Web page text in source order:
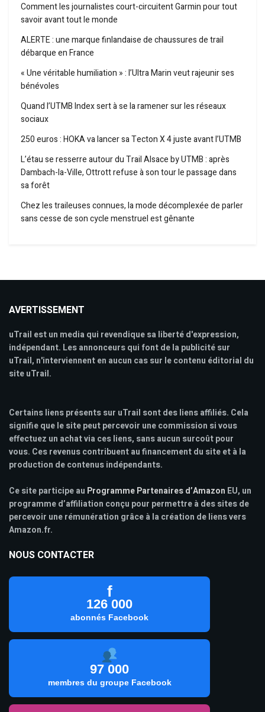
Comment les journalistes court-circuitent Garmin pour tout
savoir avant tout le monde
ALERTE : une marque finlandaise de chaussures de trail
débarque en France
« Une véritable humiliation » : l’Ultra Marin veut rajeunir ses
bénévoles
Quand l’UTMB Index sert à se la ramener sur les réseaux
sociaux
250 euros : HOKA va lancer sa Tecton X 4 juste avant l’UTMB
L’étau se resserre autour du Trail Alsace by UTMB : après
Dambach-la-Ville, Ottrott refuse à son tour le passage dans
sa forêt
Chez les traileuses connues, la mode décomplexée de parler
sans cesse de son cycle menstruel est gênante
AVERTISSEMENT
uTrail est un media qui revendique sa liberté d'expression,
indépendant. Les annonceurs qui font de la publicité sur
uTrail, n'interviennent en aucun cas sur le contenu éditorial du
site uTrail.
Certains liens présents sur uTrail sont des liens affiliés. Cela
signifie que le site peut percevoir une commission si vous
effectuez un achat via ces liens, sans aucun surcoût pour
vous. Ces revenus contribuent au financement du site et à la
production de contenus indépendants.
Ce site participe au Programme Partenaires d’Amazon EU, un
programme d’affiliation conçu pour permettre à des sites de
percevoir une rémunération grâce à la création de liens vers
Amazon.fr.
NOUS CONTACTER
f
126 000
abonnés Facebook
97 000
membres du groupe Facebook